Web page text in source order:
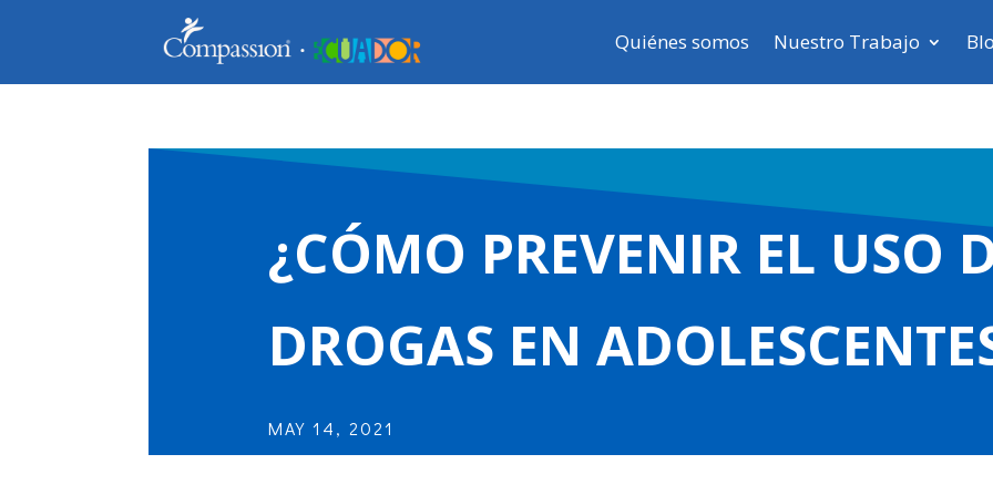
Quiénes somos Nuestro Trabajo
¿CÓMO PREVENIR EL USO
DROGAS EN
MAY 14, 2021